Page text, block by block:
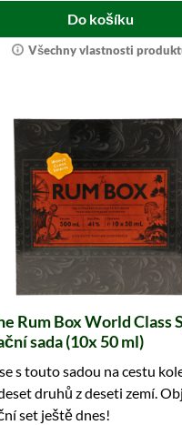
Do košíku
Všechny vlastnosti
Rum Box World Class
sada (10x 50 ml)
s touto sadou na cestu
druhů z deseti zemí.
set ještě dnes!